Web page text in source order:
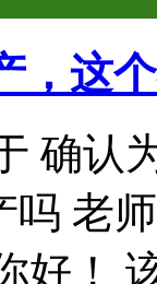
，这
确认
吗 老
好！